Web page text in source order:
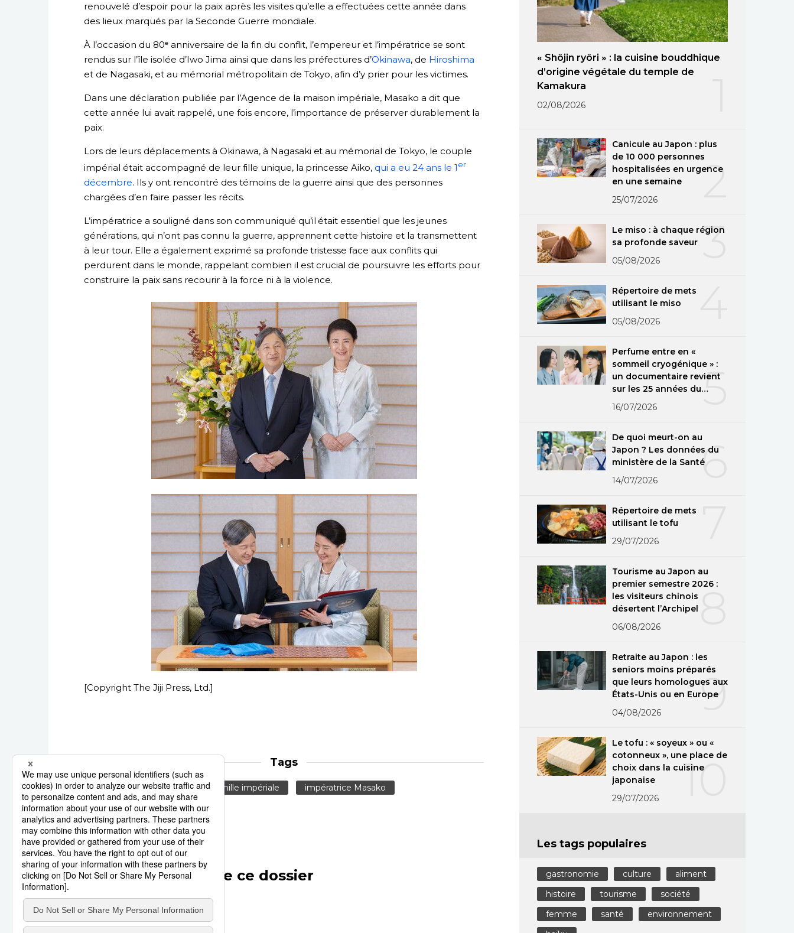
renouvelé d’espoir pour la paix après les visites qu’elle a effectuées cette année dans
des lieux marqués par la Seconde Guerre mondiale.
À l’occasion du 80ᵉ anniversaire de la fin du conflit, l’empereur et l’impératrice se sont
rendus sur l’île isolée d’Iwo Jima ainsi que dans les préfectures d’Okinawa, de Hiroshima
et de Nagasaki, et au mémorial métropolitain de Tokyo, afin d’y prier pour les victimes.
Dans une déclaration publiée par l’Agence de la maison impériale, Masako a dit que
cette année lui avait rappelé, une fois encore, l’importance de préserver durablement la
paix.
Lors de leurs déplacements à Okinawa, à Nagasaki et au mémorial de Tokyo, le couple
impérial était accompagné de leur fille unique, la princesse Aiko, qui a eu 24 ans le 1 er
décembre. Ils y ont rencontré des témoins de la guerre ainsi que des personnes
chargées d’en faire passer les récits.
L’impératrice a souligné dans son communiqué qu’il était essentiel que les jeunes
générations, qui n’ont pas connu la guerre, apprennent cette histoire et la transmettent
à leur tour. Elle a également exprimé sa profonde tristesse face aux conflits qui
perdurent dans le monde, rappelant combien il est crucial de poursuivre les efforts pour
construire la paix sans recourir à la force ni à la violence.
[Copyright The Jiji Press, Ltd.]
Tags
anniversaire Actu famille impériale impératrice Masako
Autres articles de ce dossier
« Shôjin ryôri » : la cuisine bouddhique
d’origine végétale du temple de
Kamakura
02/08/2026
2
Canicule au Japon : plus
de 10 000 personnes
hospitalisées en urgence
en une semaine
25/07/2026
3
Le miso : à chaque région
sa profonde saveur
05/08/2026
Répertoire de mets
utilisant le miso
05/08/2026
5
Perfume entre en «
sommeil cryogénique » :
un documentaire revient
sur les 25 années du
groupe
16/07/2026
6
De quoi meurt-on au
Japon ? Les données du
ministère de la Santé
14/07/2026
Répertoire de mets
utilisant le tofu
29/07/2026
Tourisme au Japon au
premier semestre 2026 :
les visiteurs chinois
désertent l’Archipel
06/08/2026
9
Retraite au Japon : les
seniors moins préparés
que leurs homologues aux
États-Unis ou en Europe
04/08/2026
10
Le tofu : « soyeux » ou «
cotonneux », une place de
choix dans la cuisine
japonaise
29/07/2026
Les tags populaires
gastronomie culture
aliment
histoire
tourisme
société
femme
santé
environnement